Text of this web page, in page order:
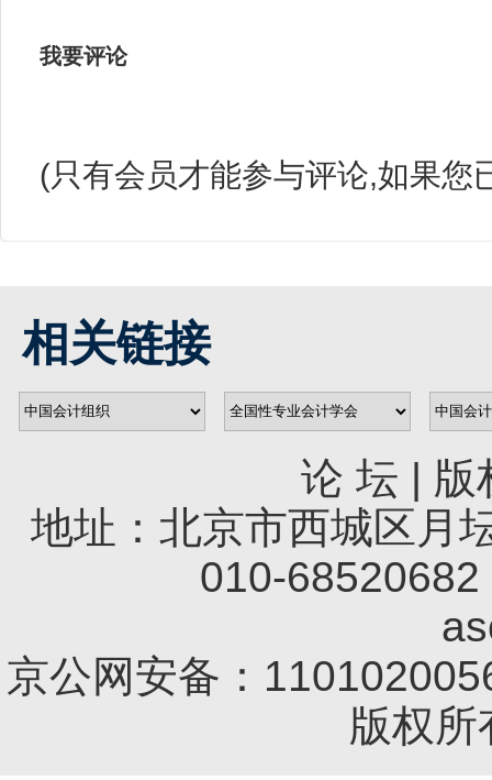
我要评论
(只有会员才能参与评论,如果您
相关链接
论 坛 | 版
地址：北京市西城区月
010-
京公网安备：
版权